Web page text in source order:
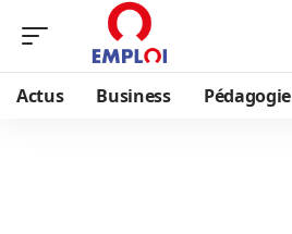
Actus Business Pédagogie